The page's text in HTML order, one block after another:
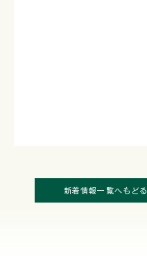
新着情報一覧へもどる